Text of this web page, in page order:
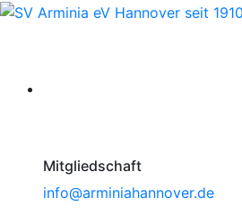
Mitgliedschaft
info@arminiahannover.de